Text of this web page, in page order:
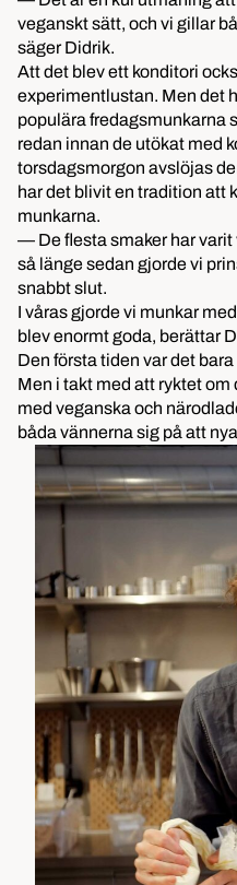
veganskt sätt, och vi gillar
säger Didrik.
Att det blev ett konditori
experimentlustan. Men det
populära fredagsmunkarna
redan innan de utökat med
torsdagsmorgon avslöjas
har det blivit en tradition att
munkarna.
— De flesta smaker har
så länge sedan gjorde vi
snabbt slut.
I våras gjorde vi munkar
blev enormt goda, berättar
Den första tiden var det
Men i takt med att ryktet
med veganska och
båda vännerna sig på att